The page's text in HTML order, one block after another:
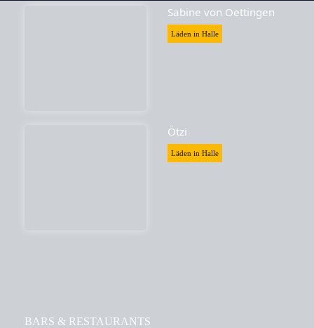
Sabine von Oettingen
Läden in Halle
Ötzi
Läden in Halle
BARS & RESTAURANTS